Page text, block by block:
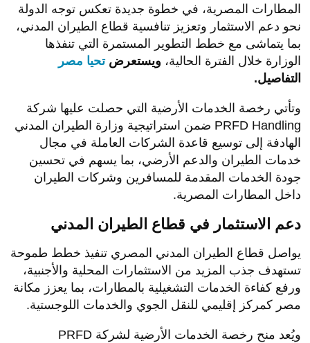
المطارات المصرية، في خطوة جديدة تعكس توجه الدولة
نحو دعم الاستثمار وتعزيز تنافسية قطاع الطيران المدني،
بما يتماشى مع خطط التطوير المستمرة التي تنفذها
الوزارة خلال الفترة الحالية، ويستعرض تحيا مصر
التفاصيل.
وتأتي رخصة الخدمات الأرضية التي حصلت عليها شركة
PRFD Handling ضمن استراتيجية وزارة الطيران المدني
الهادفة إلى توسيع قاعدة الشركات العاملة في مجال
خدمات الطيران والدعم الأرضي، بما يسهم في تحسين
جودة الخدمات المقدمة للمسافرين وشركات الطيران
داخل المطارات المصرية.
دعم الاستثمار في قطاع الطيران المدني
يواصل قطاع الطيران المدني المصري تنفيذ خطط طموحة
تستهدف جذب المزيد من الاستثمارات المحلية والأجنبية،
ورفع كفاءة الخدمات التشغيلية بالمطارات، بما يعزز مكانة
مصر كمركز إقليمي للنقل الجوي والخدمات اللوجستية.
ويُعد منح رخصة الخدمات الأرضية لشركة PRFD